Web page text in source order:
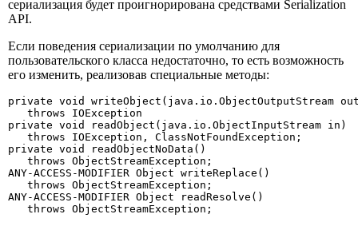
сериализация будет проигнорирована средствами Serialization
API.
Если поведения сериализации по умолчанию для
пользовательского класса недостаточно, то есть возможность
его изменить, реализовав специальные методы:
private void writeObject(java.io.ObjectOutputStream
   throws IOException
private void readObject(java.io.ObjectInputStream in)
   throws IOException, ClassNotFoundException;
private void readObjectNoData()
   throws ObjectStreamException;
ANY-ACCESS-MODIFIER Object writeReplace()
   throws ObjectStreamException;
ANY-ACCESS-MODIFIER Object readResolve()
   throws ObjectStreamException;